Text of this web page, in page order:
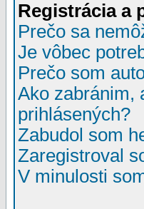
Registrácia a
Prečo sa
Je vôbec
Prečo som
Ako zabránim,
prihlásených?
Zabudol som
Zaregistroval
V minulosti